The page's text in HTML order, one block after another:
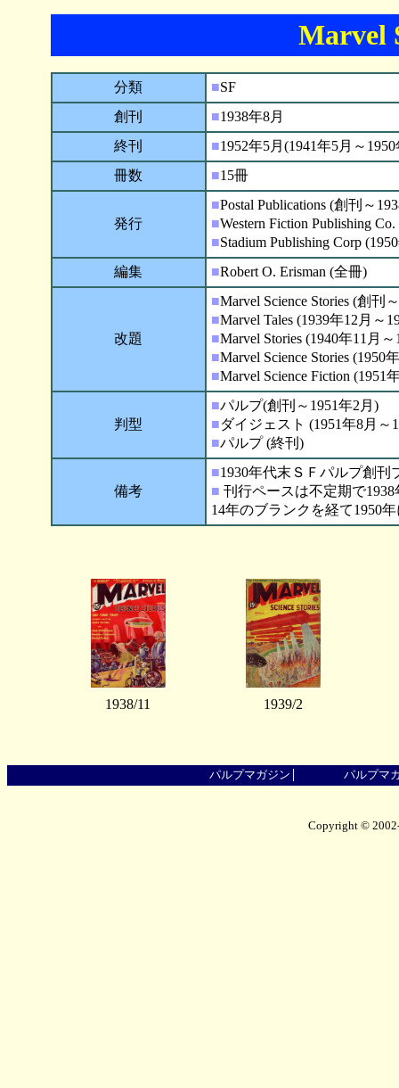
Marvel
分類 ■SF
創刊
■1938年8月
終刊
■1952年5月(1941年5月～
冊数
■15冊
発行
■Postal Publications (創刊～
■Western Fiction Publishing
■Stadium Publishing Corp
編集
■Robert O. Erisman (全冊)
改題
■Marvel Science Stories (創刊
■Marvel Tales (1939年12月～
■Marvel Stories (1940年11月
■Marvel Science Stories (1950
■Marvel Science Fiction (1951
判型
■パルプ(創刊～1951年2月)
■ダイジェスト (1951年8月～
■パルプ (終刊)
備考
■1930年代末ＳＦパルプ創
■ 刊行ペースは不定期で
14年のブランクを経て1950
1938/11 1939/2
パルプマガジン パルプマ
Copyright ©